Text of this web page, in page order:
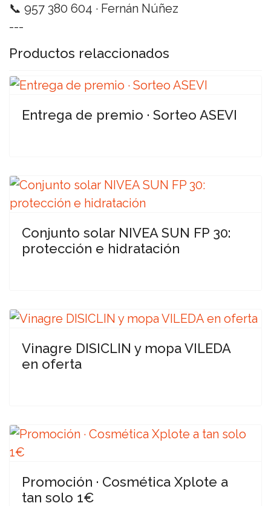
📞 957 380 604 · Fernán Núñez
---
Productos relaccionados
Entrega de premio · Sorteo ASEVI
Conjunto solar NIVEA SUN FP 30:
protección e hidratación
Vinagre DISICLIN y mopa VILEDA
en oferta
Promoción · Cosmética Xplote a
tan solo 1€